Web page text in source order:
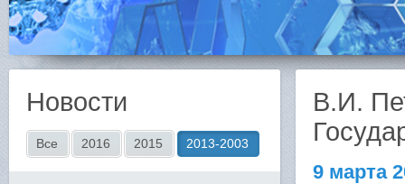
Новости
Все 2016 2015 2013-2003
В.И.
9 марта